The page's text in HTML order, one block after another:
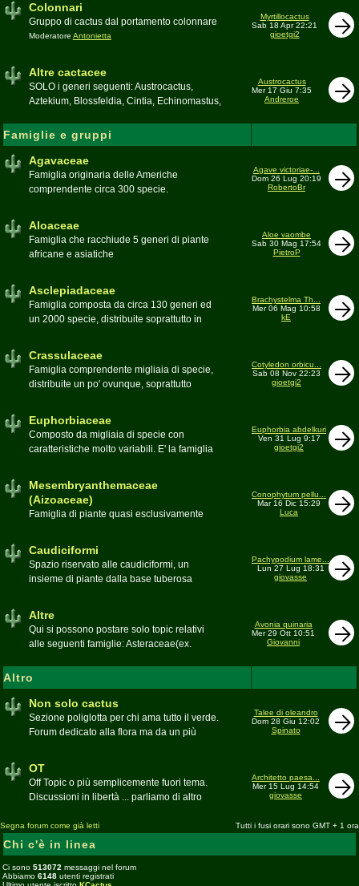
Colonnari
Gruppo di cactus dal portamento colonnare
Moderatore Antonietta
Myrtillocactus
Sab 18 Apr 22:21
gioetgi2
Altre cactacee
SOLO i generi seguenti: Austrocactus,
Aztekium, Blossfeldia, Cintia, Echinomastus,
Geohintonia, Obregonia, Oroya,
Ortegocactus, Pediocactus, Pelecyphora,
Pereskia, Sclerocactus, Strombocactus ,
Toumeya, Uebelmannia, Yavia. Sottotribù:
Hylocereinae (Aporocactus, Epiphyllum,
Austrocactus
Mer 17 Giu 7:35
Andreroe
Famiglie e gruppi
Agavaceae
Famiglia originaria delle Americhe
comprendente circa 300 specie.
generi:Agave, Beschorneria, Furcraea,
Hesperaloë, Littaea, Manfreda, Polianthes,
Agave victoriae-...
Dom 26 Lug 20:19
RobertoBr
Aloaceae
Famiglia che racchiude 5 generi di piante
africane e asiatiche
Aloe vaombe
Sab 30 Mag 17:54
PietroP
Asclepiadaceae
Famiglia composta da circa 130 generi ed
un 2000 specie, distribuite soprattutto in
Brachystelma Th...
Mer 06 Mag 10:58
kE
Crassulaceae
Famiglia comprendente migliaia di specie,
distribuite un po' ovunque, soprattutto
Cotyledon orbicu...
Sab 08 Nov 22:23
gioetgi2
Euphorbiaceae
Composto da migliaia di specie con
caratteristiche molto variabili. E' la famiglia
popolazioni anche nel nostro paese
Moderatorebeppe58
Euphorbia abdelkuri
Ven 31 Lug 9:17
gioetgi2
Mesembryanthemaceae
(Aizoaceae)
Famiglia di piante quasi esclusivamente
appartenenti alla famiglia
Conophytum pellu...
Mar 16 Dic 15:29
Luca
Caudiciformi
Spazio riservato alle caudiciformi, un
insieme di piante dalla base tuberosa
Pachypodium lame...
Lun 27 Lug 18:31
giovasse
Altre
Qui si possono postare solo topic relativi
alle seguenti famiglie: Asteraceae(ex.
Sansevieria; Lamiaceae (ex. Labiatae) gen.
Coleus e Plectranthus; Peperomiaceae gen.
Peperomia (solo specie succulente);
Geraniaceae gen. Pelargonium, Monsonia
Talinum, Portulacaria
Avonia quinaria
Mer 29 Ott 10:51
Giovanni
Altro
Non solo cactus
Sezione poliglotta per chi ama tutto il verde.
Forum dedicato alla flora ma da un più
Talee di oleandro
Dom 28 Giu 12:02
Spinato
OT
Off Topic o più semplicemente fuori tema.
Discussioni in libertà ... parliamo di altro
Architetto paesa...
Mer 15 Lug 14:54
giovasse
Segna forum come già letti Tutti i fusi orari sono GMT + 1 ora
Chi c'è in linea
Ci sono 513072 messaggi nel forum
Abbiamo 6148 utenti registrati